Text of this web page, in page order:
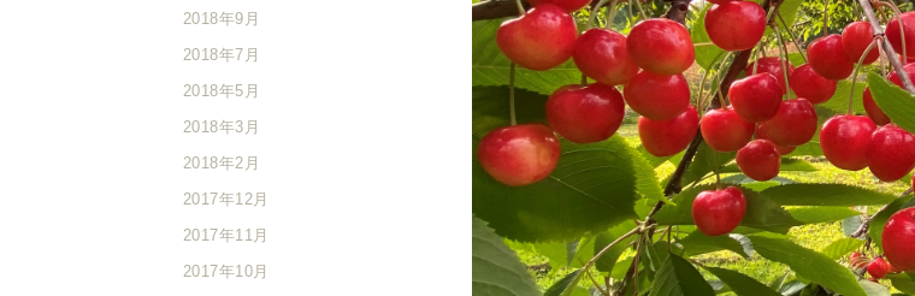
2018年9月
2018年7月
2018年5月
2018年3月
2018年2月
2017年12月
2017年11月
2017年10月